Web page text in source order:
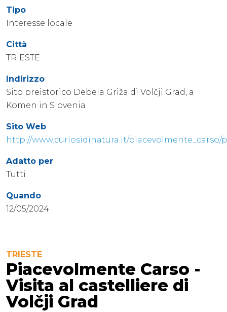
Tipo
Interesse locale
Città
TRIESTE
Indirizzo
Sito preistorico Debela Griža di Volčji Grad, a
Komen in Slovenia
Sito Web
http://www.curiosidinatura.it/piacevolmente_carso/
Adatto per
Tutti
Quando
12/05/2024
TRIESTE
Piacevolmente Carso -
Visita al castelliere di
Volčji Grad